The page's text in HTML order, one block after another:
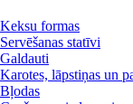
Keksu formas
Servēšanas statīvi
Galdauti
Karotes, lāpstiņas un
Bļodas